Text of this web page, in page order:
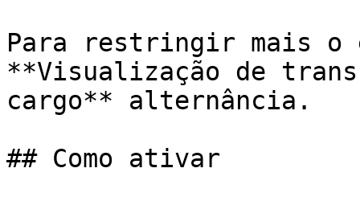
Para restringir mais o
**Visualização de
cargo** alternância.
## Como ativar